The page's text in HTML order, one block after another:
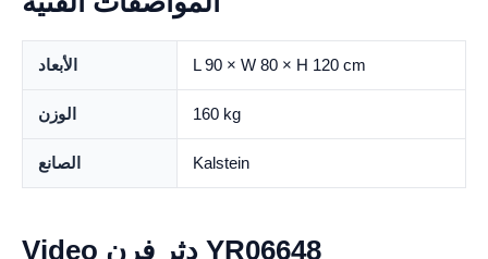
الأبعاد L 90 × W 80 × H 120 cm
الوزن 160 kg
الصانع Kalstein
Video دثر فرن YR06648